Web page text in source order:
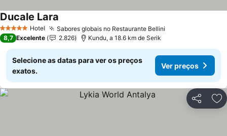
5 Estrelas Hotel Sabores globais no Restaurante Bellini
Ducale Lara
8,7 Excelente 2.826 Kundu, a 18.6 km de Serik
Selecione as datas para ver os preços
exatos.
Ver preços
Partilhar